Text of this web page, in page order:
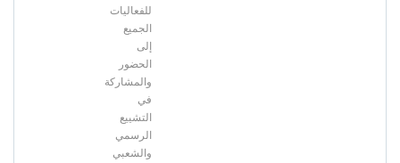
للفعاليات
الجميع
إلى
الحضور
والمشاركة
في
التشييع
الرسمي
والشعبي